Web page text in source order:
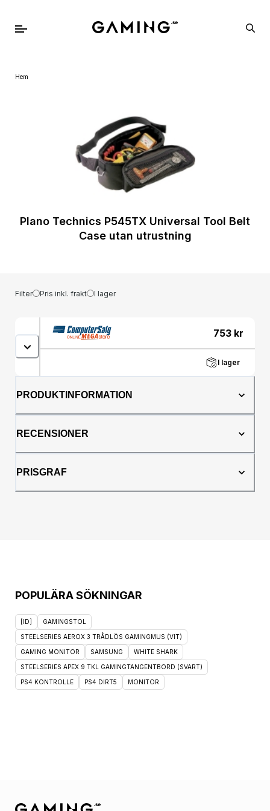
Hem
Plano Technics P545TX Universal Tool Belt
Case utan utrustning
Filter Pris inkl. frakt I lager
753 kr
I lager
PRODUKTINFORMATION
RECENSIONER
PRISGRAF
POPULÄRA SÖKNINGAR
[ID] GAMINGSTOL
STEELSERIES AEROX 3 TRÅDLÖS GAMINGMUS (VIT)
GAMING MONITOR SAMSUNG WHITE SHARK
STEELSERIES APEX 9 TKL GAMINGTANGENTBORD (SVART)
PS4 KONTROLLE PS4 DIRT5 MONITOR